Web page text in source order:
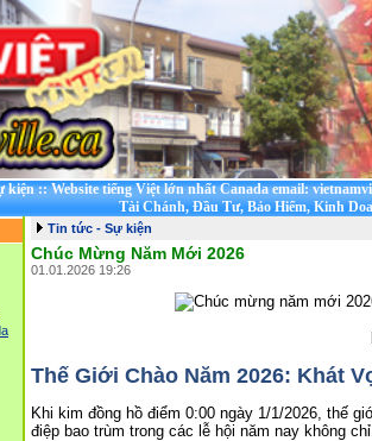
kiện::Website tiếng Việt lớn nhất Canada email:
Tài Chánh, Đầu Tư, Bảo Hiểm, Kinh
Tin tức - Sự kiện
Chúc Mừng Năm Mới 2026
01.01.2026 19:26
Thế Giới Chào Năm 2026: Khát
Khi kim đồng hồ điểm 0:00 ngày 1/1/2026, thế
điệp bao trùm trong các lễ hội năm nay không